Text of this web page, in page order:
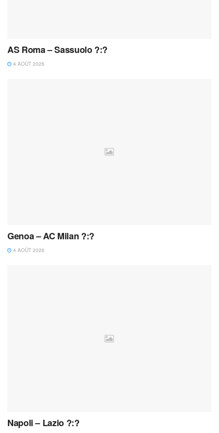
AS Roma – Sassuolo ?:?
4 AOÛT 2026
Genoa – AC Milan ?:?
4 AOÛT 2026
Napoli – Lazio ?:?